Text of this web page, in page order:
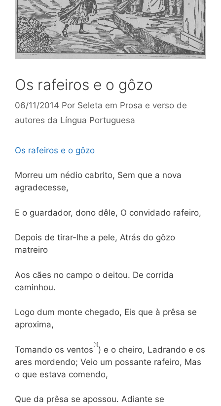
Os rafeiros e o gôzo
06/11/2014 Por Seleta em Prosa e verso de
autores da Língua Portuguesa
Os rafeiros e o gôzo
Morreu um nédio cabrito, Sem que a nova
agradecesse,
E o guardador, dono dêle, O convidado rafeiro,
Depois de tirar-lhe a pele, Atrás do gôzo
matreiro
Aos cães no campo o deitou. De corrida
caminhou.
Logo dum monte chegado, Eis que à prêsa se
aproxima,
Tomando os ventos [1] ) e o cheiro, Ladrando e os
ares mordendo; Veio um possante rafeiro, Mas
o que estava comendo,
Que da prêsa se apossou. Adiante se